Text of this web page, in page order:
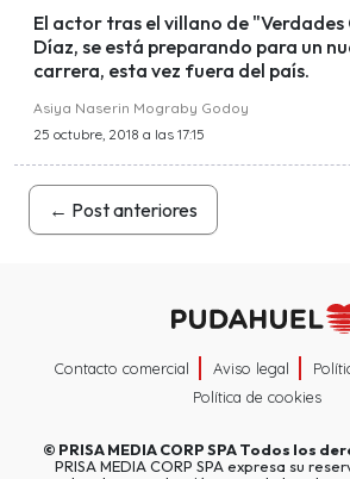
El actor tras el villano de
Díaz, se está preparando para un
carrera, esta vez fuera del país.
Asiya Naserin Mograby Godoy
25 octubre, 2018 a las 17:15
← Post anteriores
Contacto comercial Aviso legal
Política de cookies
© PRISA MEDIA CORP SPATodos los
PRISA MEDIA CORP SPA expresa su